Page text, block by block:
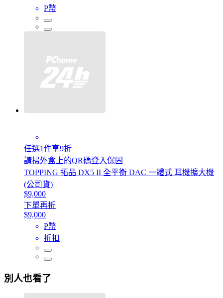
P幣
任選1件享9折
請掃外盒上的QR碼登入保固
TOPPING 拓品 DX5 II 全平衡 DAC 一體式 耳機擴大機
(公司貨)
$9,000
下單再折
$9,000
P幣
折扣
別人也看了